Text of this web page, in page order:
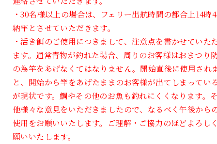
・30名様以上の場合は、フェリー出航時間の都合上14時
納竿とさせていただきます。
・活き餌のご使用につきまして、注意点を書かせていた
ます。通常青物が釣れた場合、周りのお客様はおまつり
の為竿をあげなくてはなりません。開始直後に使用され
と、開始から竿をあげたままのお客様が出てしまってい
が現状です。鯛やその他のお魚も釣れにくくなります。
他様々な意見をいただきましたので、なるべく午後から
使用をお願いいたします。ご理解・ご協力のほどよろし
願いいたします。